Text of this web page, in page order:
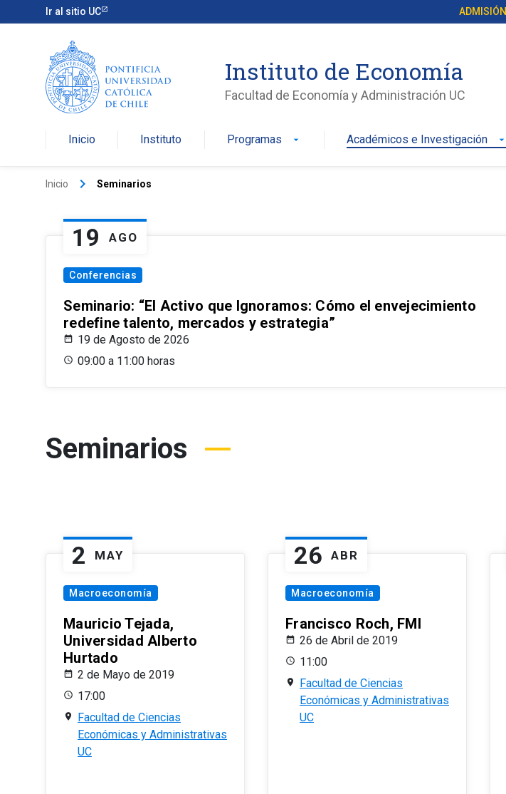
Ir al sitio UC ADMISIÓN
Instituto de Economía
Facultad de Economía y Administración UC
Inicio Instituto Programas arrow_drop_down Académicos e Investigación arrow_drop_down
Inicio keyboard_arrow_right Seminarios
19 AGO
Conferencias
Seminario: “El Activo que Ignoramos: Cómo el envejecimiento
redefine talento, mercados y estrategia”
19 de Agosto de 2026
09:00 a 11:00 horas
Seminarios
2 MAY
Macroeconomía
Mauricio Tejada,
Universidad Alberto
Hurtado
2 de Mayo de 2019
17:00
Facultad de Ciencias
Económicas y Administrativas
UC
26 ABR
Macroeconomía
Francisco Roch, FMI
26 de Abril de 2019
11:00
Facultad de Ciencias
Económicas y Administrativas
UC